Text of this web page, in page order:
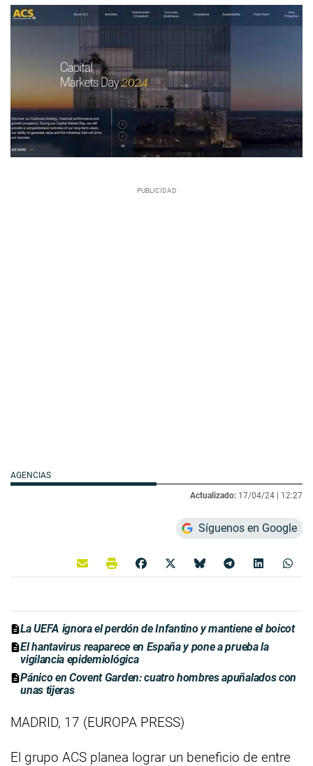
AGENCIAS
Actualizado: 17/04/24 | 12:27
Síguenos en Google
La UEFA ignora el perdón de Infantino y mantiene el boicot
El hantavirus reaparece en España y pone a prueba la
vigilancia epidemiológica
Pánico en Covent Garden: cuatro hombres apuñalados con
unas tijeras
MADRID, 17 (EUROPA PRESS)
El grupo ACS planea lograr un beneficio de entre